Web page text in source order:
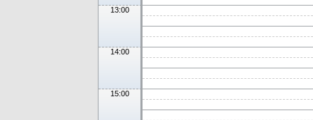
13:00
14:00
15:00